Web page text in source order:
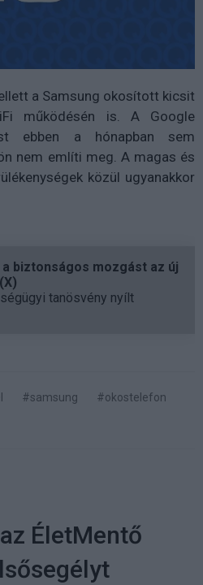
a Samsung okosított kicsit
működésén is. A Google
ebben a hónapban sem
nem említi meg. A magas és
közül ugyanakkor
biztonságos mozgást az új
tanösvény nyílt
#samsung
#okostelefon
ÉletMentő